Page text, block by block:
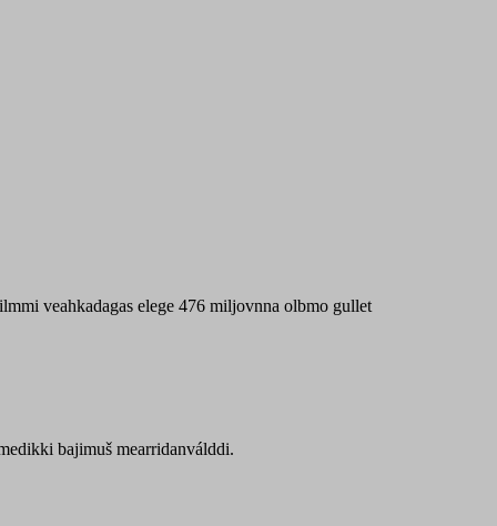
veahkadagas elege 476 miljovnna olbmo gullet
bajimuš mearridanválddi.